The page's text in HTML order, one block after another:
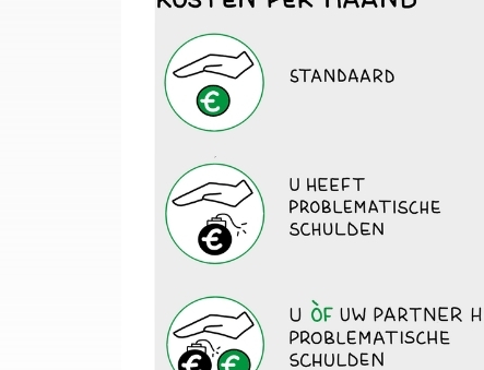
Standaard
1 persoon: €141,74
2 personen: €169,50
U heeft problematische schulden
1 persoon: €182,91
U óf uw partner heeft problematische schulden
2 personen: €194,61